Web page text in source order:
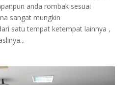
anda rombak sesuai
sangat mungkin
satu tempat ketempat lainnya ,